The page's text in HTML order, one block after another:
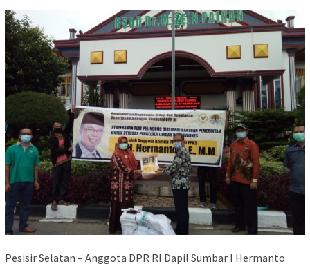
Pesisir Selatan – Anggota DPR RI Dapil Sumbar I Hermanto